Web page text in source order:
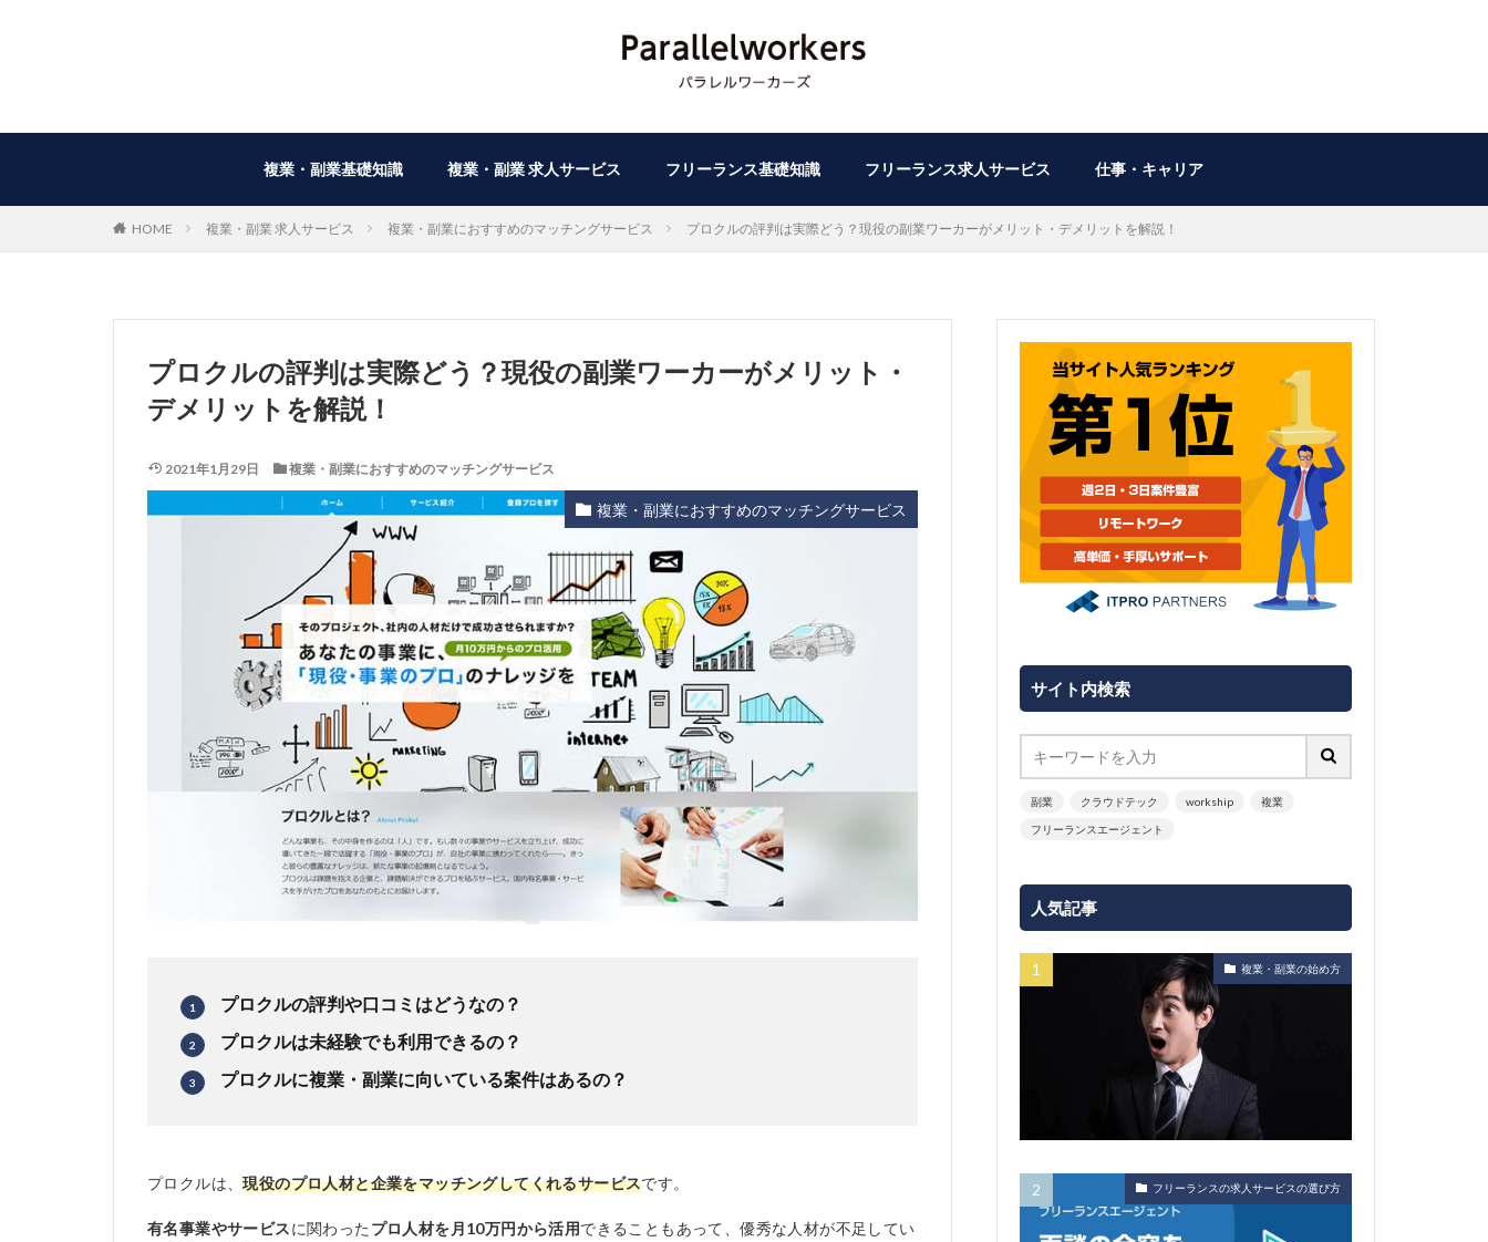
複業・副業基礎知識 複業・副業 求人サービス フリーランス基礎知識 フリーランス求人サービス 仕事・キャリア
HOME 複業・副業 求人サービス 複業・副業におすすめのマッチングサービス プロクルの評判は実際どう？現役の副業ワーカーがメリット・デメリットを解説！
プロクルの評判は実際どう？現役の副業ワーカーがメリット・
デメリットを解説！
2021年1月29日 複業・副業におすすめのマッチングサービス
複業・副業におすすめのマッチングサービス
プロクルの評判や口コミはどうなの？
プロクルは未経験でも利用できるの？
プロクルに複業・副業に向いている案件はあるの？
プロクルは、現役のプロ人材と企業をマッチングしてくれるサービスです。
有名事業やサービスに関わった プロ人材を月10万円から活用できることもあって、優秀な人材が不足してい
サイト内検索
副業 クラウドテック workship 複業
フリーランスエージェント
人気記事
複業・副業の始め方
フリーランスの求人サービスの選び方